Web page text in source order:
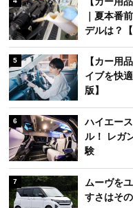
｜夏本番
デルは？
5
【カー用
イブを快
版】
6
ハイエー
ル！ レガ
験
7
ムーヴを
すさはそ